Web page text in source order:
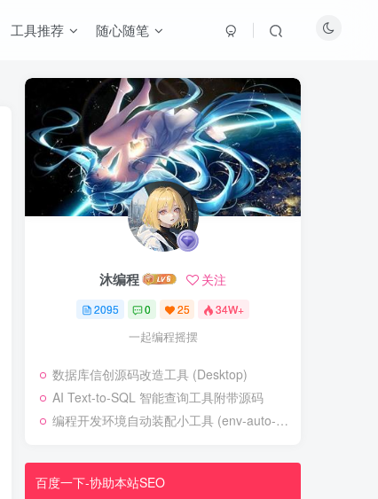
工具推荐 随心随笔
沐编程 关注
2095 0 25 34W+
一起编程摇摆
数据库信创源码改造工具 (Desktop)
AI Text-to-SQL 智能查询工具附带源码
编程开发环境自动装配小工具 (env-auto-setup)
百度一下-协助本站SEO